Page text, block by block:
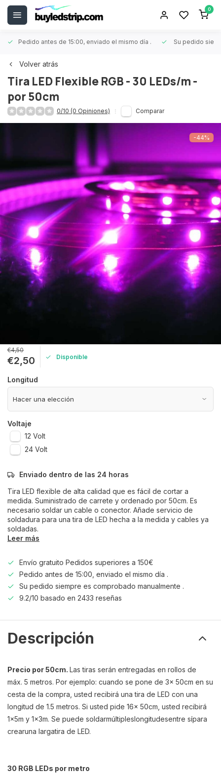
0
Pedido antes de 15:00, enviado el mismo día . Su pedido
Volver atrás
Tira LED Flexible RGB - 30 LEDs/m -
por 50cm
0/10 (0 Opiniones) Comparar
-44%
€4,50
€2,50 Disponible
Longitud
Voltaje
12 Volt
24 Volt
Enviado dentro de las 24 horas
Tira LED flexible de alta calidad que es fácil de cortar a
medida. Suministrado de carrete y ordenado por 50cm. Es
necesario soldar un cable o conector. Añade servicio de
soldadura para una tira de LED hecha a la medida y cables ya
soldadas.
Leer más
Envío gratuito Pedidos superiores a 150€
Pedido antes de 15:00, enviado el mismo día .
Su pedido siempre es comprobado manualmente .
9.2/10 basado en 2433 reseñas
Descripción
Precio por 50cm. Las tiras serán entregadas en rollos de
máx. 5 metros. Por ejemplo: cuando se pone de 3x 50cm en su
cesta de la compra, usted recibirá una tira de LED con una
longitud de 1.5 metros. Si usted pide 16x 50cm, usted recibirá
1x5m y 1x3m. Se puede soldarmúltipleslongitudesentre sípara
crearuna largatira de LED.
30 RGB LEDs por metro